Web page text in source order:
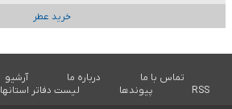
خرید عطر
تماس با ما درباره ما آرشیو
RSS
پیوندها لیست دفاتر استانها